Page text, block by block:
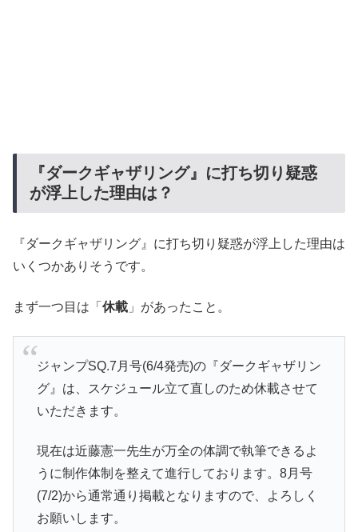
『ダークギャザリング』に打ち切り疑惑
が浮上した理由は？
『ダークギャザリング』に打ち切り疑惑が浮上した理由は
いくつかありそうです。
まず一つ目は「 休載 」があったこと。
ジャンプSQ.7月号(6/4発売)の『ダークギャザリン
グ』は、スケジュール立て直しのため休載させて
いただきます。
現在は近藤憲一先生が万全の体調で執筆できるよ
うに制作体制を整えて進行しております。8月号
(7/2)から通常通り掲載となりますので、よろしく
お願いします。